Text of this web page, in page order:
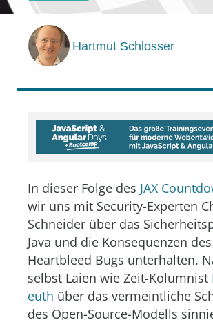
Hartmut Schlosser
In dieser Folge des JAX
wir uns mit Security-Experten
Schneider über das
Java und die Konsequenzen des
Heartbleed Bugs unterhalten.
selbst Laien wie Zeit-Kolumnist
euth über das vermeintliche
des Open-Source-Modells